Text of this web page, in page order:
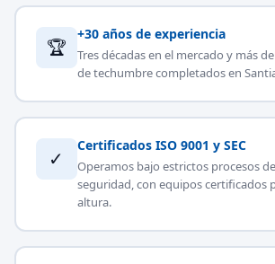
🏆
+30 años de experiencia
Tres décadas en el mercado y más
de techumbre completados en
✓
Certificados ISO 9001 y SEC
Operamos bajo estrictos procesos
seguridad, con equipos certificados
altura.